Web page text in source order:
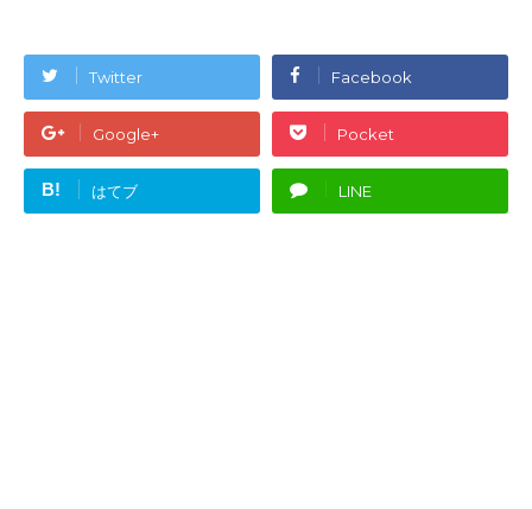
Twitter Facebook
Google+ Pocket
B! はてブ LINE